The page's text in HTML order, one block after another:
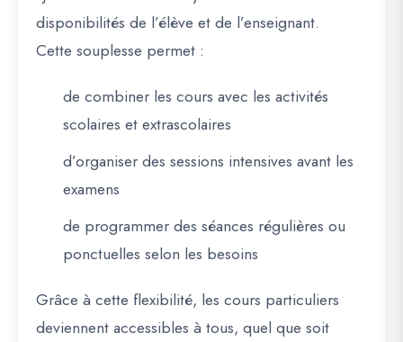
disponibilités de l’élève et de l’enseignant.
Cette souplesse permet :
de combiner les cours avec les activités
scolaires et extrascolaires
d’organiser des sessions intensives avant les
examens
de programmer des séances régulières ou
ponctuelles selon les besoins
Grâce à cette flexibilité, les cours particuliers
deviennent accessibles à tous, quel que soit